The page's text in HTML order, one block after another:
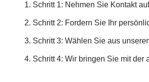
Schritt 1: Nehmen Sie Kontakt auf
Schritt 2: Fordern Sie Ihr
Schritt 3: Wählen Sie aus
Schritt 4: Wir bringen Sie mit der